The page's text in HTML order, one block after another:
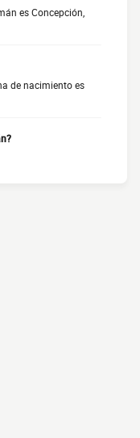
es Concepción,
de nacimiento es